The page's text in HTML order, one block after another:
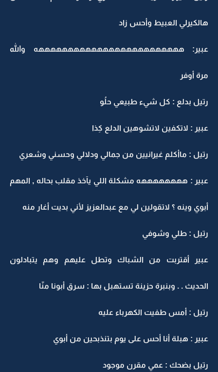
هالكيرلي العبيط وأحس زاد
عبير: هههههههههههههههههههههههههه والله
مرة أوفر
رتيل بدلع : كل شيء طبيعي حلُو
عبير : لاتكفين لاتشوهين الدلع كِذا
رتيل : ماأكلم غيرانيين من جمالي ودلالي وحسني وشعري
عبير : ههههههههه مشكلة اللي يآخذ مقلب بحاله , المهم
أبوي وينه ؟ لاتقولين لي مع عبدالعزيز لأني بديت أغار منه
رتيل : طلي وشوفي
عبير أقتربت من الشباك وتطل عليهم وهم يتبادلون
الحديث . . وبنبرة حزينة تستهبل بها : سرق أبونا منّا
رتيل : أمس طفيت الكهرباء عليه
عبير : هبلة أنا أحس على يوم بتنذبحين من أبوي
رتيل بضحك : عمي مقرن موجود